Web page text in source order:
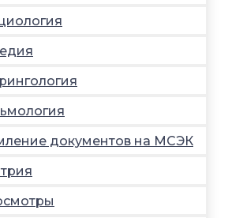
документов на МСЭК